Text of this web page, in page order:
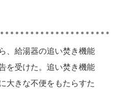
、給湯器の追い焚き機能
を受けた。追い焚き機能
大きな不便をもたらすた